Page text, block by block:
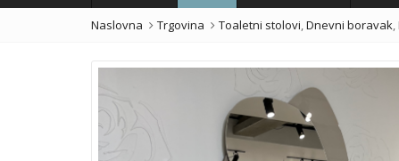
Naslovna Trgovina Toaletni stolovi,Dnevni boravak,